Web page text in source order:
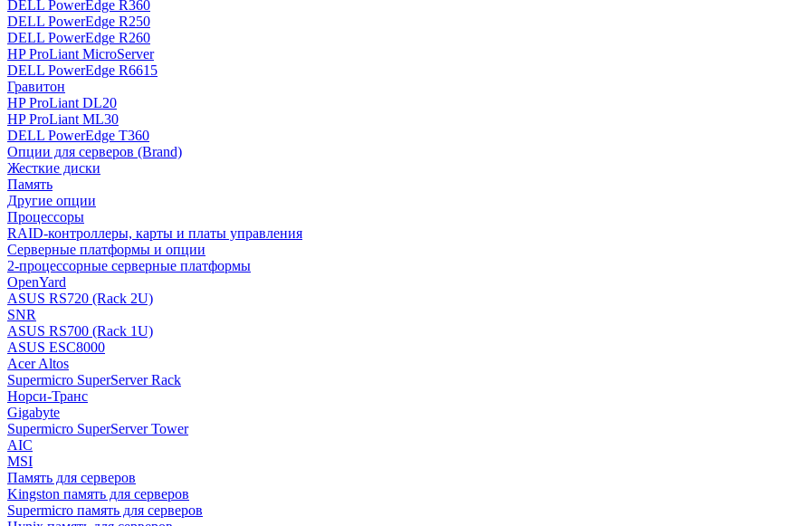
DELL PowerEdge R360
DELL PowerEdge R250
DELL PowerEdge R260
HP ProLiant MicroServer
DELL PowerEdge R6615
Гравитон
HP ProLiant DL20
HP ProLiant ML30
DELL PowerEdge T360
Опции для серверов (Brand)
Жесткие диски
Память
Другие опции
Процессоры
RAID-контроллеры, карты и платы управления
Серверные платформы и опции
2-процессорные серверные платформы
OpenYard
ASUS RS720 (Rack 2U)
SNR
ASUS RS700 (Rack 1U)
ASUS ESC8000
Acer Altos
Supermicro SuperServer Rack
Норси-Транс
Gigabyte
Supermicro SuperServer Tower
AIC
MSI
Память для серверов
Kingston память для серверов
Supermicro память для серверов